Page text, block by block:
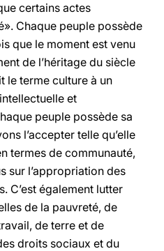
certains actes
Chaque peuple possède
que le moment est venu
de l’héritage du siècle
le terme culture à un
et
peuple possède sa
l’accepter telle qu’elle
termes de communauté,
sur l’appropriation des
C’est également lutter
de la pauvreté, de
de terre et de
droits sociaux et du